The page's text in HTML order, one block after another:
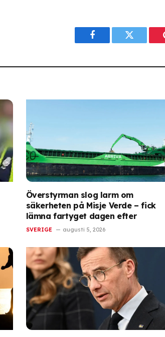
FacebookTwitter
Överstyrman slog larm om
säkerheten på Misje Verde – fick
lämna fartyget dagen efter
SVERIGE augusti 5, 2026